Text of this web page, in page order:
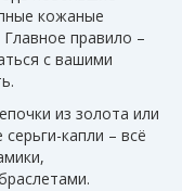
кожаные
правило –
с вашими
из золота или
капли – всё